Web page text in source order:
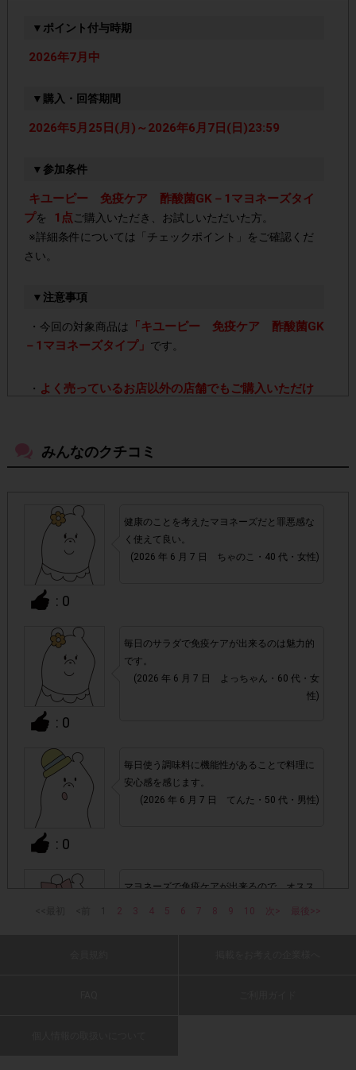
▼ポイント付与時期
2026年7月中
▼購入・回答期間
2026年5月25日(月)～2026年6月7日(日)23:59
▼参加条件
キユーピー 免疫ケア 酢酸菌GK－1マヨネーズタイ
プを 1点ご購入いただき、お試しいただいた方。
※詳細条件については「チェックポイント」をご確認くだ
さい。
▼注意事項
・今回の対象商品は
「キユーピー 免疫ケア 酢酸菌GK
－1マヨネーズタイプ」 です。
・ よく売っているお店以外の店舗でもご購入いただけ
・店舗によって取扱いのない場合があります。予めご了承
ください。
・参加(申し込み)を回答前にしていただければ、募集人数
が上限に達しても、掲載期間内のアンケート回答が可能で
・スマートフォン、携帯電話、タブレットPCにつきまし
て、機種によってはアンケートに回答できない場合がござい
ます。
▼ポイント付与対象外
・ チェックポイントの条件を満たしていない場合
・ECサイトやネットスーパー、リサイクルショップでのご
購入
・1つのアンケートにつき、お1人様あたり複数回の参加が
確認された場合。
株式会社エクスクリエが運営する、レシートを活用したサ
の参加とさせていただいております。
みんなのクチコミ
: 0
健康のことを考えたマヨネーズだと罪悪感な
く使えて良い。
(2026 年 6 月 7 日 ちゃのこ・40 代・女性)
: 0
毎日のサラダで免疫ケアが出来るのは魅力的
です。
(2026 年 6 月 7 日 よっちゃん・60 代・女
性)
: 0
毎日使う調味料に機能性があることで料理に
安心感を感じます。
(2026 年 6 月 7 日 てんた・50 代・男性)
マヨネーズで免疫ケアが出来るので、オスス
2 3 4 5 6 7 8 9 10 次> 最後>>